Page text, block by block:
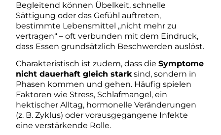
Begleitend können Übelkeit, schnelle
Sättigung oder das Gefühl auftreten,
bestimmte Lebensmittel „nicht mehr zu
vertragen“ – oft verbunden mit dem Eindruck,
dass Essen grundsätzlich Beschwerden auslöst.
Charakteristisch ist zudem, dass dieSymptome
nicht dauerhaft gleich starksind, sondern in
Phasen kommen und gehen. Häufig spielen
Faktoren wie Stress, Schlafmangel, ein
hektischer Alltag, hormonelle Veränderungen
(z. B. Zyklus) oder vorausgegangene Infekte
eine verstärkende Rolle.